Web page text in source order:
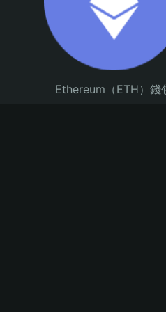
Ethereum（ETH）錢